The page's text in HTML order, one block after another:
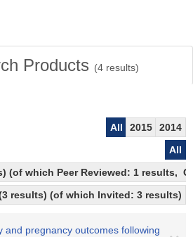
Products (4results)
All 2015
2014
All
(of which Peer Reviewed: 1 results,
results) (of which Invited: 3 results)
and pregnancy outcomes following